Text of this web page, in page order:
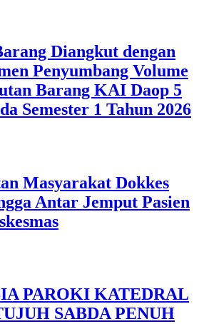
Diangkut dengan
Penyumbang Volume
Barang KAI Daop 5
Semester 1 Tahun 2026
Masyarakat Dokkes
Antar Jemput Pasien
PAROKI KATEDRAL
SABDA PENUH